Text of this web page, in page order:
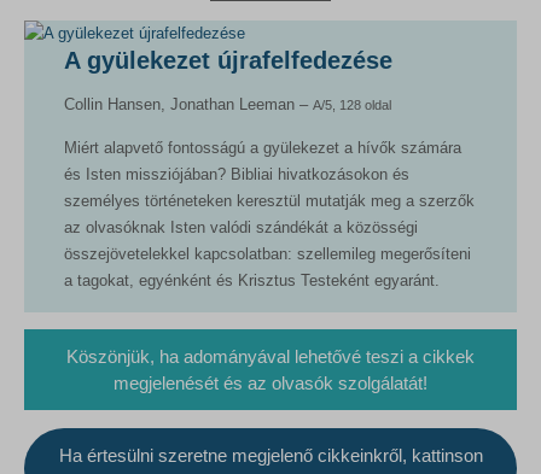
A gyülekezet újrafelfedezése
Collin Hansen, Jonathan Leeman – A/5, 128 oldal
Miért alapvető fontosságú a gyülekezet a hívők számára
és Isten missziójában? Bibliai hivatkozásokon és
személyes történeteken keresztül mutatják meg a szerzők
az olvasóknak Isten valódi szándékát a közösségi
összejövetelekkel kapcsolatban: szellemileg megerősíteni
a tagokat, egyénként és Krisztus Testeként egyaránt.
Köszönjük, ha adományával lehetővé teszi a cikkek
megjelenését és az olvasók szolgálatát!
Ha értesülni szeretne megjelenő cikkeinkről, kattinson